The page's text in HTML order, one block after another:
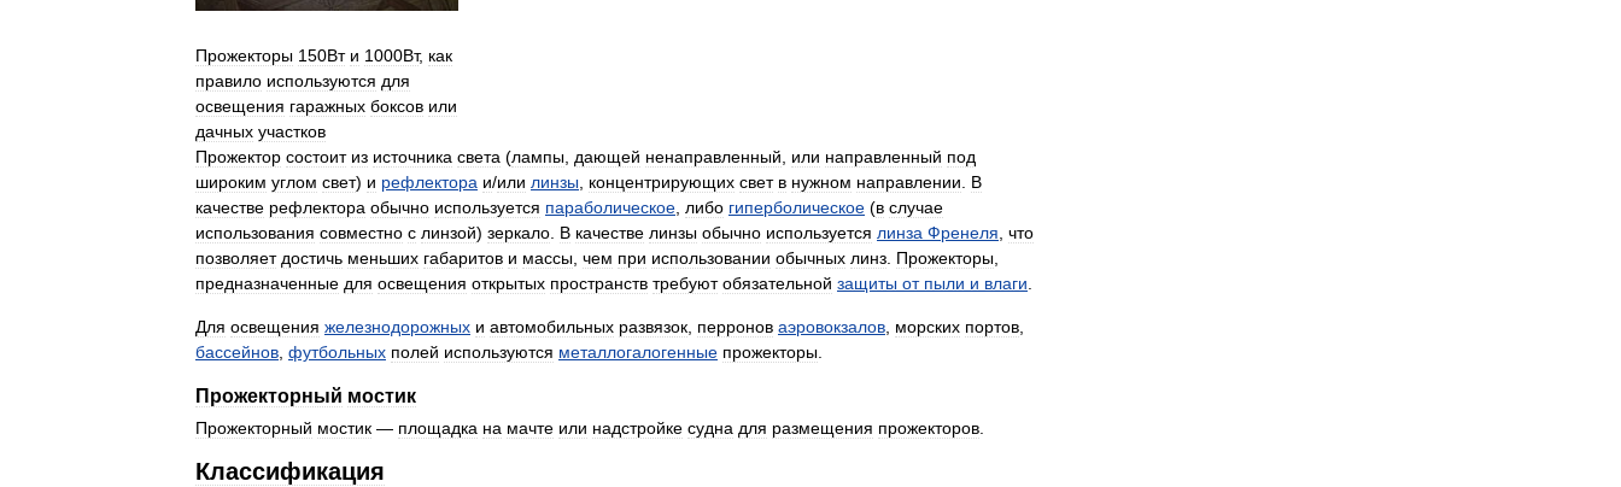
Прожекторы 150Вт и 1000Вт, как
правило используются для
освещения гаражных боксов или
дачных участков
Прожектор состоит из источника света (лампы дающей ненаправленный или направленный под
широким углом свет) и рефлектора и/или линзы концентрирующих свет в нужном направлении
В
качестве рефлектора обычно используется параболическое либо гиперболическое (в случае
использования совместно с линзой) зеркало В качестве линзы обычно используется линза Френеля что
позволяет достичь меньших габаритов и массы чем при использовании обычных линз Прожекторы
предназначенные для освещения открытых пространств требуют обязательной защиты от пыли и влаги
Для освещения железнодорожных и автомобильных развязок перронов аэровокзалов морских портов
бассейнов футбольных полей используются металлогалогенные прожекторы
Прожекторный мостик
Прожекторный мостик — площадка на мачте или надстройке судна для размещения прожекторов
Классификация